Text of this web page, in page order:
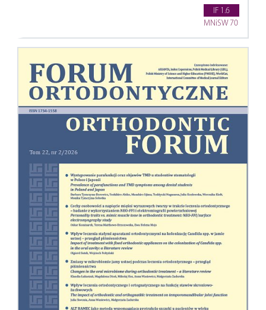
IF 1.6
MNiSW 70